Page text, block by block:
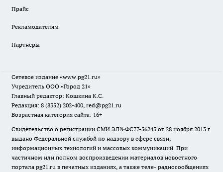
Прайс
Рекламодателям
Партнеры
Сетевое издание «www.pg21.ru»
Учредитель ООО «Город 21»
Главный редактор: Кошкина К.С.
Редакция: 8 (8352) 202-400, red@pg21.ru
Возрастная категория сайта: 16+
Свидетельство о регистрации СМИ ЭЛ№ФС77-56243 от 28 ноября 2013 г.
выдано Федеральной службой по надзору в сфере связи,
информационных технологий и массовых коммуникаций. При
частичном или полном воспроизведении материалов новостного
портала pg21.ru в печатных изданиях, а также теле- радиосообщениях